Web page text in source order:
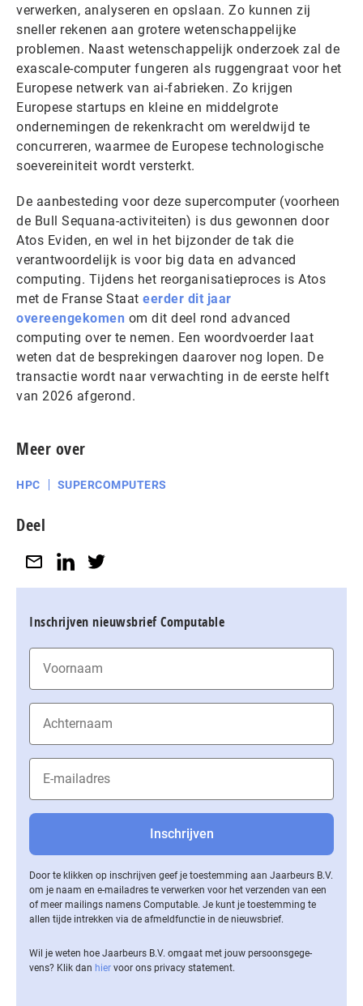
verwerken, analyseren en opslaan. Zo kunnen zij
sneller rekenen aan grotere wetenschappelijke
problemen. Naast wetenschappelijk onderzoek zal de
exascale-computer fungeren als ruggengraat voor het
Europese netwerk van ai-fabrieken. Zo krijgen
Europese startups en kleine en middelgrote
ondernemingen de rekenkracht om wereldwijd te
concurreren, waarmee de Europese technologische
soevereiniteit wordt versterkt.
De aanbesteding voor deze supercomputer (voorheen
de Bull Sequana-activiteiten) is dus gewonnen door
Atos Eviden, en wel in het bijzonder de tak die
verantwoordelijk is voor big data en advanced
computing. Tijdens het reorganisatieproces is Atos
met de Franse Staat eerder dit jaar
overeengekomen om dit deel rond advanced
computing over te nemen. Een woordvoerder laat
weten dat de besprekingen daarover nog lopen. De
transactie wordt naar verwachting in de eerste helft
van 2026 afgerond.
Meer over
HPC SUPERCOMPUTERS
Deel
Inschrijven nieuwsbrief Computable
Door te klikken op inschrijven geef je toestemming aan Jaarbeurs B.V.
om je naam en e-mailadres te verwerken voor het verzenden van een
of meer mailings namens Computable. Je kunt je toestemming te
allen tijde intrekken via de af­meld­func­tie in de nieuwsbrief.
Wil je weten hoe Jaarbeurs B.V. omgaat met jouw per­soons­ge­ge­
vens? Klik dan hier voor ons privacy statement.